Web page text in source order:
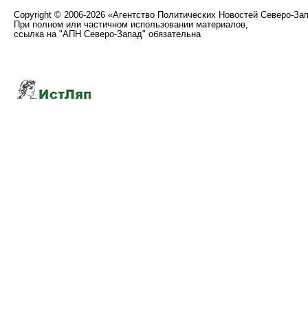
Copyright © 2006-2026 «Агентство Политических Новостей Северо-
При полном или частичном использовании материалов,
ссылка на "АПН Северо-Запад" обязательна